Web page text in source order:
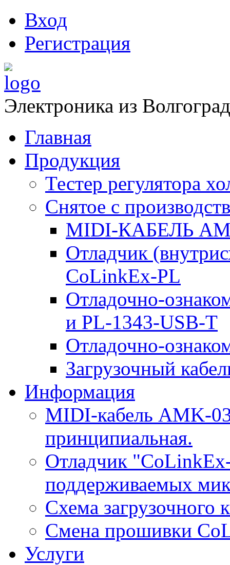
Вход
Регистрация
Электроника из
Главная
Продукция
Тестер регулятора
Снятое с
MIDI-КАБЕЛЬ
Отладчик
CoLinkEx-PL
Отладочно-
и PL-1343-USB-T
Отладочно-
Загрузочный
Информация
MIDI-кабель AMK-
принципиальная.
Отладчик
поддерживаемых
Схема загрузочного
Смена прошивки
Услуги